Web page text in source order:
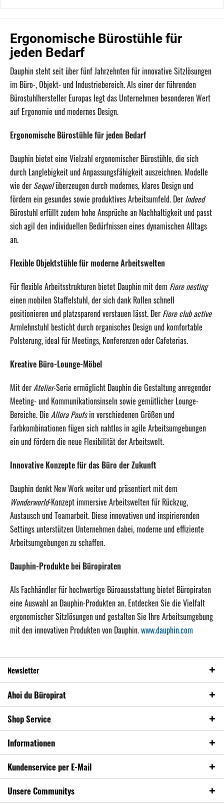
Ergonomische Bürostühle für
jeden Bedarf
Dauphin steht seit über fünf Jahrzehnten für innovative Sitzlösungen
im Büro-, Objekt- und Industriebereich.Als einer der führenden
Bürostuhlhersteller Europas legt das Unternehmen besonderen Wert
auf Ergonomie und modernes Design.
Ergonomische Bürostühle für jeden Bedarf
Dauphin bietet eine Vielzahl ergonomischer Bürostühle, die sich
durch Langlebigkeit und Anpassungsfähigkeit auszeichnen. Modelle
wie der Sequelüberzeugen durch modernes, klares Design und
fördern ein gesundes sowie produktives Arbeitsumfeld. Der Indeed
Bürostuhl erfüllt zudem hohe Ansprüche an Nachhaltigkeit und passt
sich agil den individuellen Bedürfnissen eines dynamischen Alltags
an.
Flexible Objektstühle für moderne Arbeitswelten
Für flexible Arbeitsstrukturen bietet Dauphin mit dem Fiore nesting
einen mobilen Staffelstuhl, der sich dank Rollen schnell
positionieren und platzsparend verstauen lässt. Der Fiore club active
Armlehnstuhl besticht durch organisches Design und komfortable
Polsterung, ideal für Meetings, Konferenzen oder Cafeterias.
Kreative Büro-Lounge-Möbel
Mit derAtelier-Serie ermöglicht Dauphin die Gestaltung anregender
Meeting- und Kommunikationsinseln sowie gemütlicher Lounge-
Bereiche. Die Allora Poufsin verschiedenen Größen und
Farbkombinationen fügen sich nahtlos in agile Arbeitsumgebungen
ein und fördern die neue Flexibilität der Arbeitswelt.
Innovative Konzepte für das Büro der Zukunft
Dauphin denkt New Work weiter und präsentiert mit dem
Wonderworld-Konzept immersive Arbeitswelten für Rückzug,
Austausch und Teamarbeit. Diese innovativen und inspirierenden
Settings unterstützen Unternehmen dabei, moderne und effiziente
Arbeitsumgebungen zu schaffen.
Dauphin-Produkte bei Büropiraten
Als Fachhändler für hochwertige Büroausstattung bietet Büropiraten
eine Auswahl an Dauphin-Produkten an. Entdecken Sie die Vielfalt
ergonomischer Sitzlösungen und gestalten Sie Ihre Arbeitsumgebung
mit den innovativen Produkten von Dauphin.www.dauphin.com
Newsletter
Ahoi du Büropirat
Shop Service
Informationen
Kundenservice per E-Mail
Unsere Communitys